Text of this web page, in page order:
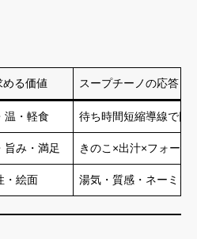
める価値 スープチーノの応答
温・軽食 待ち時間短縮導線で回
旨み・満足 きのこ×出汁×フォーム
・絵面 湯気・質感・ネーミン